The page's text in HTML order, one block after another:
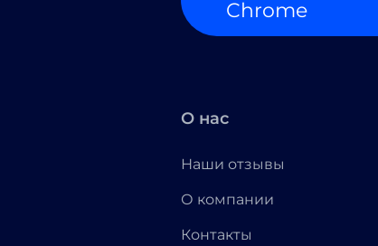
Chrome
О нас
Наши отзывы
О компании
Контакты